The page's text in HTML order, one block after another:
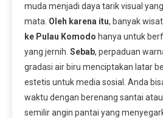
muda menjadi daya tarik visual
mata. Oleh karena itu, banyak
ke Pulau Komodo hanya untuk
yang jernih. Sebab, perpaduan
gradasi air biru menciptakan latar
estetis untuk media sosial. Anda
waktu dengan berenang santai
semilir angin pantai yang